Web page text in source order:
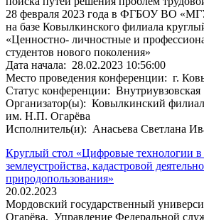
28 февраля 2023 года в ФГБОУ ВО
на базе Ковылкинского филиала
«Ценностно- личностные и
студентов нового поколения»
Дата начала: 28.02.2023 10:56:00
Место проведения конференции: г.
Статус конференции: Внутриувзовская
Организатор(ы): Ковылкинский
им. Н.П. Огарёва
Исполнитель(и): Анасьева Светлана
Круглый стол «Цифровые технологии в
землеустройства, кадастровой
природопользования»
20.02.2023
Мордовский государственный
Огарёва, Управление Федеральной